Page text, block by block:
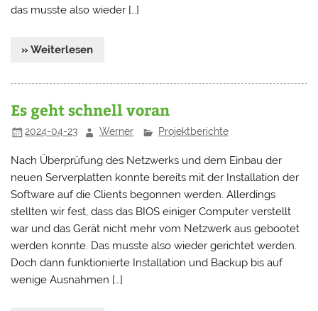
das musste also wieder […]
» Weiterlesen
Es geht schnell voran
2024-04-23 Werner Projektberichte
Nach Überprüfung des Netzwerks und dem Einbau der
neuen Serverplatten konnte bereits mit der Installation der
Software auf die Clients begonnen werden. Allerdings
stellten wir fest, dass das BIOS einiger Computer verstellt
war und das Gerät nicht mehr vom Netzwerk aus gebootet
werden konnte. Das musste also wieder gerichtet werden.
Doch dann funktionierte Installation und Backup bis auf
wenige Ausnahmen […]